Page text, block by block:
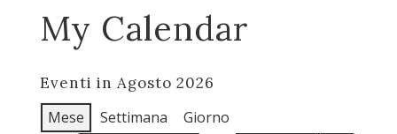
My Calendar
Eventi in Agosto 2026
Mese
Settimana Giorno